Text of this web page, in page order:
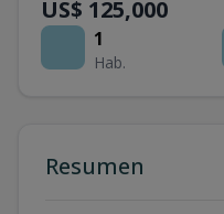
US$ 125,000
1
Hab.
Resumen